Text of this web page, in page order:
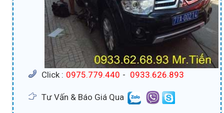
Click : 0975.779.440 - 0933.626.893
Tư Vấn & Báo Giá Qua